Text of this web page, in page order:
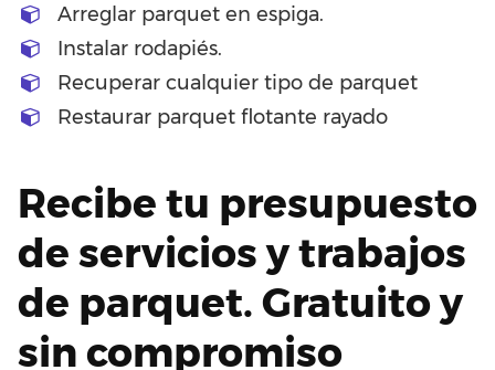
Arreglar parquet en espiga.
Instalar rodapiés.
Recuperar cualquier tipo de parquet
Restaurar parquet flotante rayado
Recibe tu presupuesto
de servicios y trabajos
de parquet. Gratuito y
sin compromiso